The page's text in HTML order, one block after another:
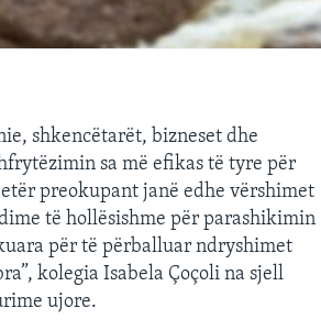
shkencëtarët, bizneset dhe
sa më efikas të tyre për
preokupant janë edhe vërshimet
të hollësishme për parashikimin
për të përballuar ndryshimet
kolegia Isabela Çoçoli na sjell
ujore.